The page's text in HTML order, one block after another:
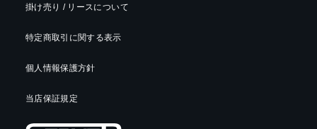
掛け売り / リースについて
特定商取引に関する表示
個人情報保護方針
当店保証規定